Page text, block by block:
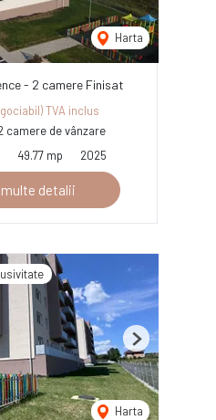
Harta
- 2 camere Finisat
TVA inclus
camere de vânzare
49.77 mp 2025
detalii
Harta
Next